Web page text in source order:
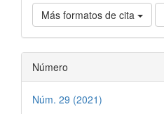
Más formatos de cita
Número
Núm. 29 (2021)